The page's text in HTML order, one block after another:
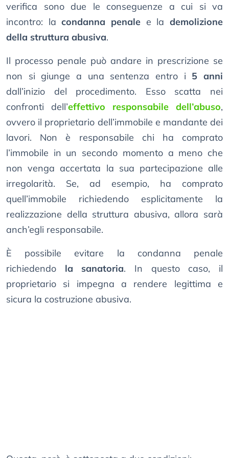
verifica sono due le conseguenze a cui si va
incontro: lacondanna penale e lademolizione
della struttura abusiva.
Il processo penale può andare in prescrizione se
non si giunge a una sentenza entro i 5 anni
dall’inizio del procedimento. Esso scatta nei
confronti dell’effettivo responsabile dell’abuso,
ovvero il proprietario dell’immobile e mandante dei
lavori. Non è responsabile chi ha comprato
l’immobile in un secondo momento a meno che
non venga accertata la sua partecipazione alle
irregolarità. Se, ad esempio, ha comprato
quell’immobile richiedendo esplicitamente la
realizzazione della struttura abusiva, allora sarà
anch’egli responsabile.
È possibile evitare la condanna penale
richiedendo la sanatoria. In questo caso, il
proprietario si impegna a rendere legittima e
sicura la costruzione abusiva.